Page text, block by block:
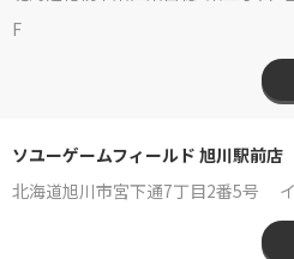
F
ソユーゲームフィールド 旭川駅前店
北海道旭川市宮下通7丁目2番5号